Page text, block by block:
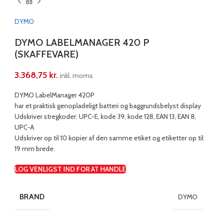
DYMO
DYMO LABELMANAGER 420 P
(SKAFFEVARE)
3.368,75 kr. inkl. moms
DYMO LabelManager 420P
har et praktisk genopladeligt batteri og baggrundsbelyst display
Udskriver stregkoder: UPC-E, kode 39, kode 128, EAN 13, EAN 8,
UPC-A
Udskriver op til 10 kopier af den samme etiket og etiketter op til
19 mm brede.
LOG VENLIGST IND FOR AT HANDLE
BRAND DYMO